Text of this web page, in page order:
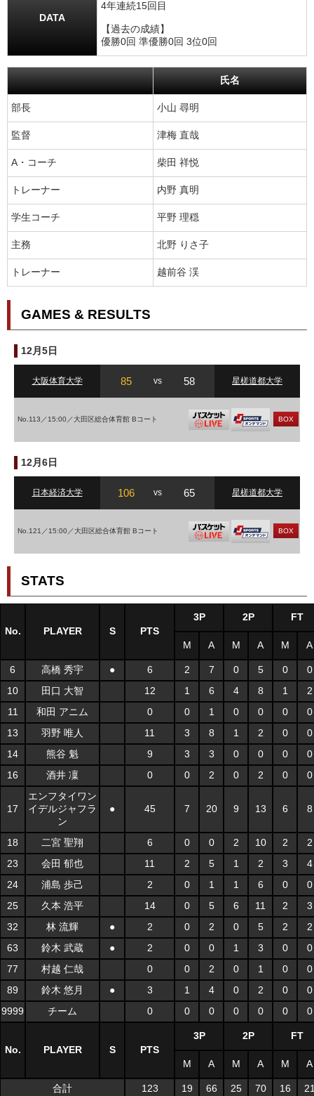
DATA
4年連続15回目
【過去の成績】
優勝0回 準優勝0回 3位0回
氏名
部長 小山 尋明
監督 津梅 直哉
A・コーチ 柴田 祥悦
トレーナー 内野 真明
学生コーチ 平野 理穏
主務 北野 りさ子
トレーナー 越前谷 渓
GAMES & RESULTS
12月5日
大阪体育大学 85 vs 58 星槎道都大学
No.113／15:00／大田区総合体育館 Bコート BOX
12月6日
日本経済大学 106 vs 65 星槎道都大学
No.121／15:00／大田区総合体育館 Bコート BOX
STATS
No. PLAYER S PTS
3P 2P FT
M A M A M A
6 高橋 秀宇 ● 6 2 7 0 5 0
0
10
田口 大智 12 1 6 4 8 1
2
11
和田 アニム 0 0 1 0 0 0
0
13
羽野 唯人 11 3 8 1 2 0
0
14
熊谷 魁 9 3 3 0 0 0
0
16
酒井 凜 0 0 2 0 2 0 0
17
エンフタイワン
イデルジャフラ
ン
● 45 7 20 9 13 6 8
18 二宮 聖翔 6 0 0 2 10 2
2
23
会田 郁也 11 2 5 1 2 3
4
24
浦島 歩己 2 0 1 1 6 0
0
25
久本 浩平 14 0 5 6 11 2
3
32
林 流輝 ● 2 0 2 0 5 2
2
63
鈴木 武蔵 ● 2 0 0 1 3 0
0
77
村越 仁哉 0 0 2 0 1 0
0
89
鈴木 悠月 ● 3 1 4 0 2 0
0
9999
チーム 0 0 0 0 0 0 0
No. PLAYER S PTS
3P 2P FT
M A M A M A
合計 123 19 66 25 70 16